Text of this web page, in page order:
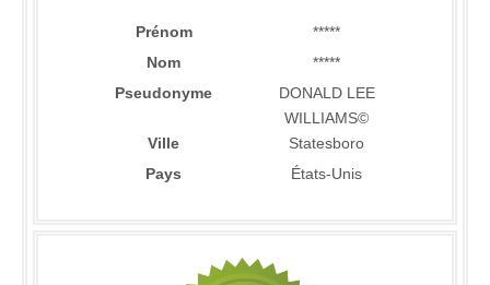
Prénom
*****
Nom
*****
Pseudonyme
DONALD LEE
WILLIAMS©
Ville
Statesboro
Pays
États-Unis